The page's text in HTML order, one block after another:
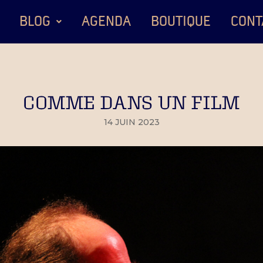
BLOG AGENDA BOUTIQUE
COMME DANS UN FILM
14 JUIN 2023